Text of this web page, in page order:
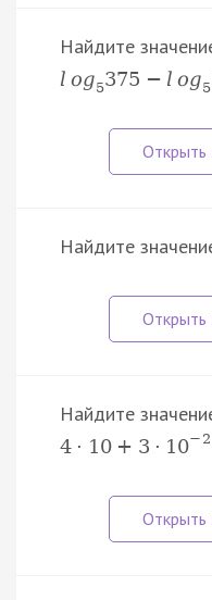
Найдите
l og5375 − l og5
Найдите
Найдите
4 · 10 + 3 · 10− 2